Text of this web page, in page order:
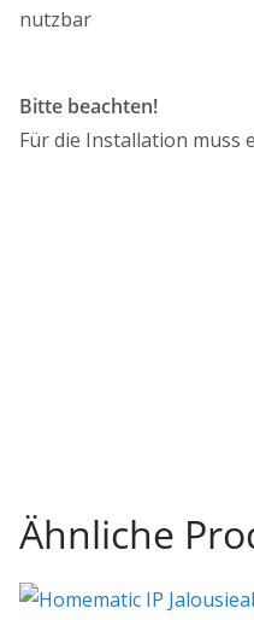
nutzbar
Bitte beachten!
Für die Installation muss
Ähnliche